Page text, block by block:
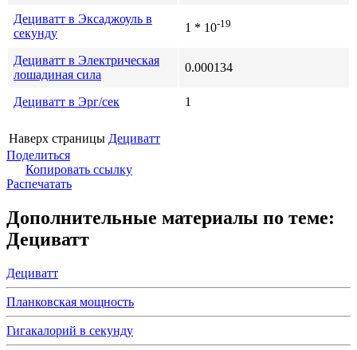
Дециватт в Эксаджоуль в
секунду
1 * 10-19
Дециватт в Электрическая
лошадиная сила
0.000134
Дециватт в Эрг/сек 1
Наверх страницы Дециватт
Поделиться
Копировать ссылку
Распечатать
Дополнительные материалы по теме:
Дециватт
Дециватт
Планковская мощность
Гигакалорий в секунду